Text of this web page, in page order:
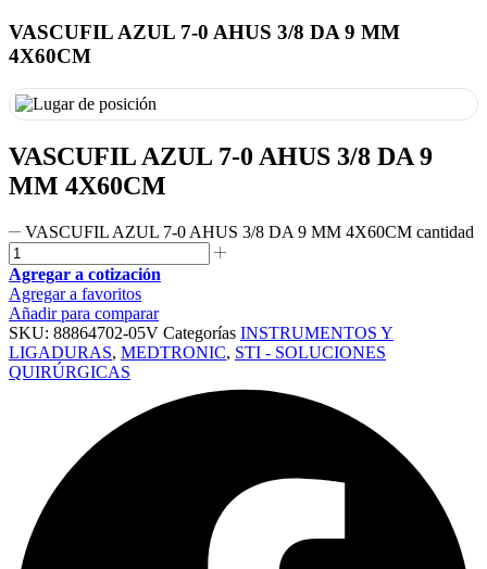
VASCUFIL AZUL 7-0 AHUS 3/8 DA 9 MM
4X60CM
VASCUFIL AZUL 7-0 AHUS 3/8 DA 9
MM 4X60CM
VASCUFIL AZUL 7-0 AHUS 3/8 DA 9 MM 4X60CM cantidad
Agregar a cotización
Agregar a favoritos
Añadir para comparar
SKU: 88864702-05V Categorías INSTRUMENTOS Y
LIGADURAS, MEDTRONIC, STI - SOLUCIONES
QUIRÚRGICAS